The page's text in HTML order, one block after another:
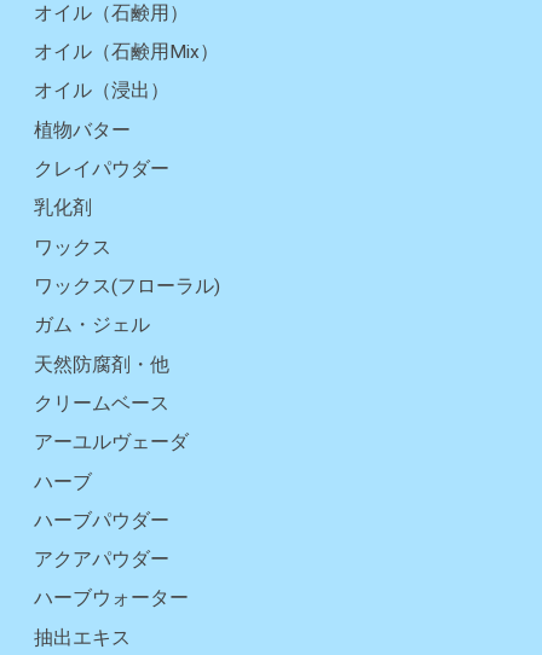
オイル（石鹸用）
オイル（石鹸用Mix）
オイル（浸出）
植物バター
クレイパウダー
乳化剤
ワックス
ワックス(フローラル)
ガム・ジェル
天然防腐剤・他
クリームベース
アーユルヴェーダ
ハーブ
ハーブパウダー
アクアパウダー
ハーブウォーター
抽出エキス